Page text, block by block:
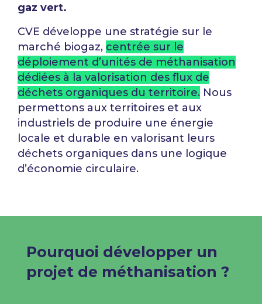
gaz vert.
CVE développe une stratégie sur le
marché biogaz, centrée sur le
déploiement d’unités de méthanisation
dédiées à la valorisation des flux de
déchets organiques du territoire. Nous
permettons aux territoires et aux
industriels de produire une énergie
locale et durable en valorisant leurs
déchets organiques dans une logique
d’économie circulaire.​
Pourquoi développer un
projet de méthanisation ?​